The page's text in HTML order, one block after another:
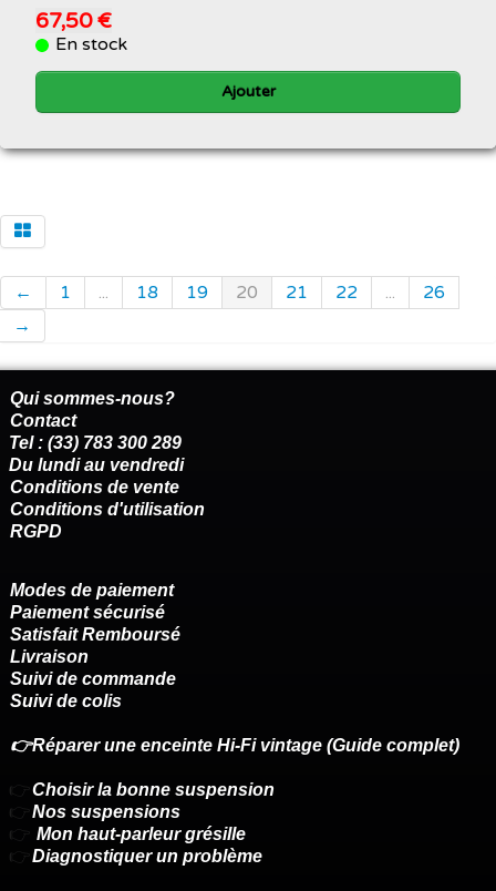
67,50 €
En stock
Ajouter
← 1 ... 18 19 20 21 22 ...
26
→
Qui sommes-nous?
Contact
Tel : (33) 783 300 289
Du lundi au vendredi
Conditions de vente
Conditions d'utilisation
RGPD
Modes de paiement
Paiement sécurisé
Satisfait Remboursé
Livraison
Suivi de commande
Suivi de colis
👉Réparer une enceinte Hi-Fi vintage (Guide complet)
👉 Choisir la bonne suspension
👉 Nos suspensions
👉 Mon haut-parleur grésille
👉 Diagnostiquer un problème